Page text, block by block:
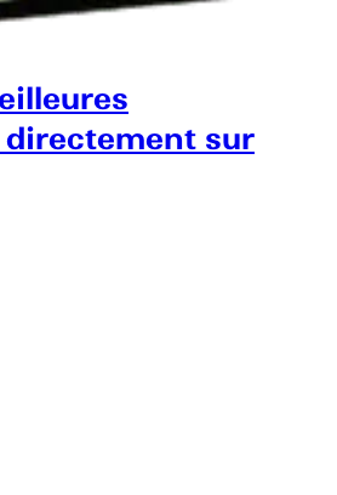
sur